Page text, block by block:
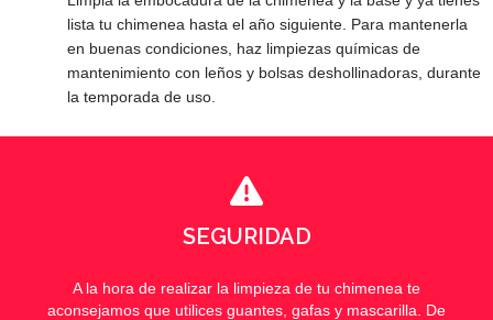
lista tu chimenea hasta el año siguiente. Para mantenerla
en buenas condiciones, haz limpiezas químicas de
mantenimiento con leños y bolsas deshollinadoras, durante
la temporada de uso.
SEGURIDAD
A la hora de realizar la limpieza de tu chimenea te
aconsejamos que utilices guantes, gafas y mascarilla. De